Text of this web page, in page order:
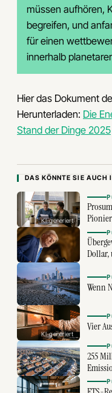
müssen aufhören,
begreifen, und
für einen
innerhalb
Hier das Dokument
Herunterladen: Die
Stand der Dinge 2025
DAS KÖNNTE SIE AUCH
KI-generiert
Dollar,
Wenn
KI-generiert
Vier
255